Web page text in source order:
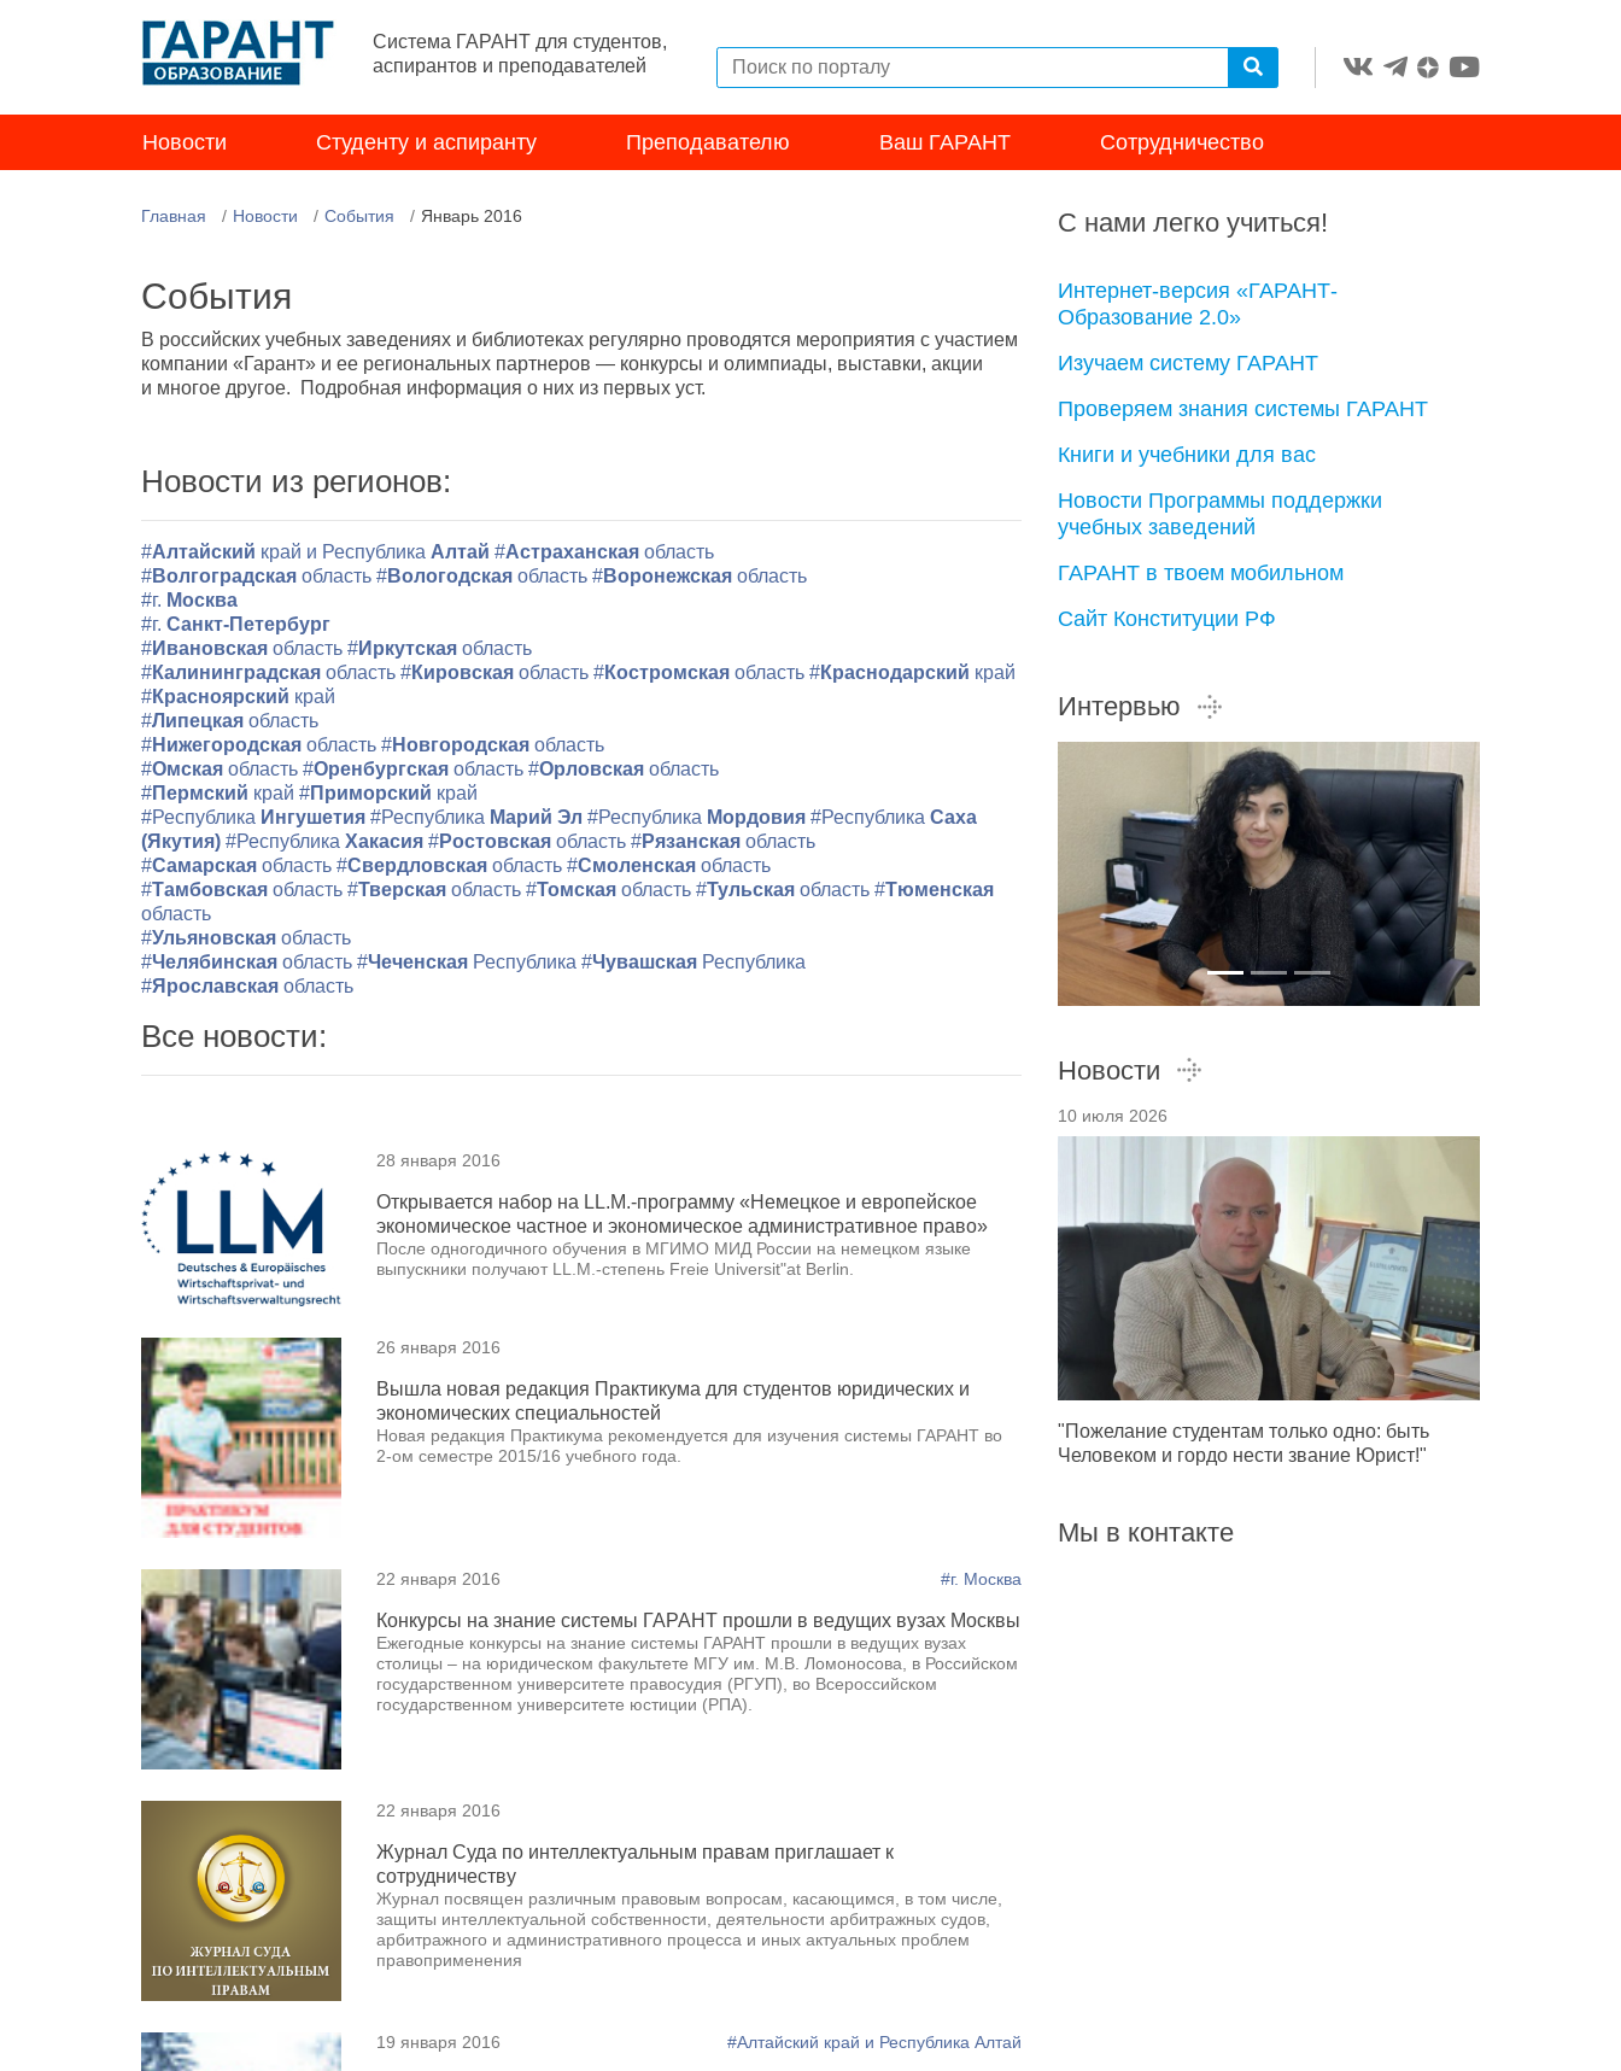
Система ГАРАНТ для студентов,
аспирантов и преподавателей
Новости Студенту и аспиранту Преподавателю Ваш ГАРАНТ Сотрудничество
Главная Новости События Январь 2016
События
В российских учебных заведениях и библиотеках регулярно проводятся мероприятия с участием
компании «Гарант» и ее региональных партнеров — конкурсы и олимпиады, выставки, акции
и многое другое. Подробная информация о них из первых уст.
Новости из регионов:
#Алтайский край и Республика Алтай #Астраханская область
#Волгоградская область #Вологодская область #Воронежская область
#г. Москва
#г. Санкт-Петербург
#Ивановская область #Иркутская область
#Калининградская область #Кировская область #Костромская область #Краснодарский край
#Красноярский край
#Липецкая область
#Нижегородская область #Новгородская область
#Омская область #Оренбургская область #Орловская область
#Пермский край #Приморский край
#Республика Ингушетия #Республика Марий Эл #Республика Мордовия #Республика Саха
(Якутия) #Республика Хакасия #Ростовская область #Рязанская область
#Самарская область #Свердловская область #Смоленская область
#Тамбовская область #Тверская область #Томская область #Тульская область #Тюменская
область
#Ульяновская область
#Челябинская область #Чеченская Республика #Чувашская Республика
#Ярославская область
Все новости:
28 января 2016
Открывается набор на LL.M.-программу «Немецкое и европейское
экономическое частное и экономическое административное право»
После одногодичного обучения в МГИМО МИД России на немецком языке
выпускники получают LL.M.-степень Freie Universit"at Berlin.
26 января 2016
Вышла новая редакция Практикума для студентов юридических и
экономических специальностей
Новая редакция Практикума рекомендуется для изучения системы ГАРАНТ во
2-ом семестре 2015/16 учебного года.
22 января 2016 #г. Москва
Конкурсы на знание системы ГАРАНТ прошли в ведущих вузах Москвы
Ежегодные конкурсы на знание системы ГАРАНТ прошли в ведущих вузах
столицы – на юридическом факультете МГУ им. М.В. Ломоносова, в Российском
государственном университете правосудия (РГУП), во Всероссийском
государственном университете юстиции (РПА).
22 января 2016
Журнал Суда по интеллектуальным правам приглашает к
сотрудничеству
Журнал посвящен различным правовым вопросам, касающимся, в том числе,
защиты интеллектуальной собственности, деятельности арбитражных судов,
арбитражного и административного процесса и иных актуальных проблем
правоприменения
19 января 2016 #Алтайский край и Республика Алтай
С нами легко учиться!
Интернет-версия «ГАРАНТ-
Образование 2.0»
Изучаем систему ГАРАНТ
Проверяем знания системы ГАРАНТ
Книги и учебники для вас
Новости Программы поддержки
учебных заведений
ГАРАНТ в твоем мобильном
Сайт Конституции РФ
Интервью
Новости
10 июля 2026
"Пожелание студентам только одно: быть
Человеком и гордо нести звание Юрист!"
Мы в контакте